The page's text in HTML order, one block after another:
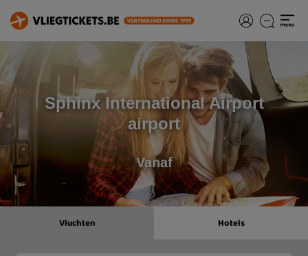
Sphinx International Airport
airport
Vanaf